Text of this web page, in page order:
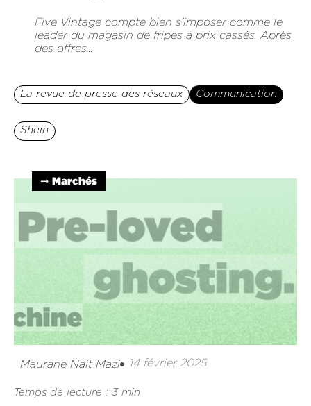
Five Vintage compte bien s’imposer comme le
leader du magasin de fripes à prix cassés. Après
des offres...
La revue de presse des réseaux Communication
Shein
➞ Marchés
Maurane Nait Mazi 14 février 2025
Temps de lecture : 3 min